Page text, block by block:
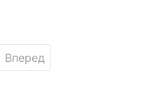
Вперед